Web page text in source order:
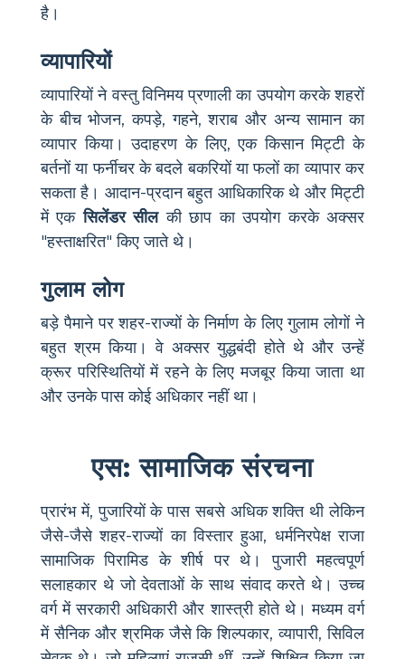
है।
व्यापारियों
व्यापारियों ने वस्तु विनिमय प्रणाली का उपयोग करके शहरों
के बीच भोजन, कपड़े, गहने, शराब और अन्य सामान का
व्यापार किया। उदाहरण के लिए, एक किसान मिट्टी के
बर्तनों या फर्नीचर के बदले बकरियों या फलों का व्यापार कर
सकता है। आदान-प्रदान बहुत आधिकारिक थे और मिट्टी
में एकसिलेंडर सीलकी छाप का उपयोग करके अक्सर
"हस्ताक्षरित" किए जाते थे।
गुलाम लोग
बड़े पैमाने पर शहर-राज्यों के निर्माण के लिए गुलाम लोगों ने
बहुत श्रम किया। वे अक्सर युद्धबंदी होते थे और उन्हें
क्रूर परिस्थितियों में रहने के लिए मजबूर किया जाता था
और उनके पास कोई अधिकार नहीं था।
एस: सामाजिक संरचना
प्रारंभ में, पुजारियों के पास सबसे अधिक शक्ति थी लेकिन
जैसे-जैसे शहर-राज्यों का विस्तार हुआ, धर्मनिरपेक्ष राजा
सामाजिक पिरामिड के शीर्ष पर थे। पुजारी महत्वपूर्ण
सलाहकार थे जो देवताओं के साथ संवाद करते थे। उच्च
वर्ग में सरकारी अधिकारी और शास्त्री होते थे। मध्यम वर्ग
में सैनिक और श्रमिक जैसे कि शिल्पकार, व्यापारी, सिविल